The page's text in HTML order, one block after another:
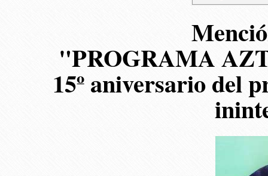
"PROGRAMA
15º aniversario del